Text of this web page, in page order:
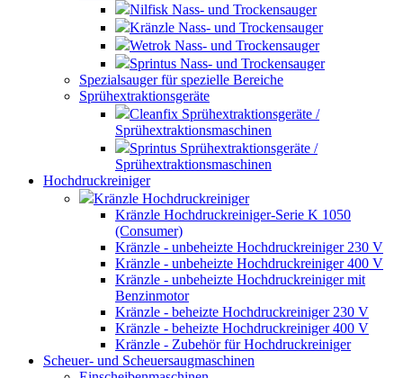
Nilfisk Nass- und Trockensauger
Kränzle Nass- und Trockensauger
Wetrok Nass- und Trockensauger
Sprintus Nass- und Trockensauger
Spezialsauger für spezielle Bereiche
Sprühextraktionsgeräte
Cleanfix Sprühextraktionsgeräte /
Sprühextraktionsmaschinen
Sprintus Sprühextraktionsgeräte /
Sprühextraktionsmaschinen
Hochdruckreiniger
Kränzle Hochdruckreiniger
Kränzle Hochdruckreiniger-Serie K 1050
(Consumer)
Kränzle - unbeheizte Hochdruckreiniger 230 V
Kränzle - unbeheizte Hochdruckreiniger 400 V
Kränzle - unbeheizte Hochdruckreiniger mit
Benzinmotor
Kränzle - beheizte Hochdruckreiniger 230 V
Kränzle - beheizte Hochdruckreiniger 400 V
Kränzle - Zubehör für Hochdruckreiniger
Scheuer- und Scheuersaugmaschinen